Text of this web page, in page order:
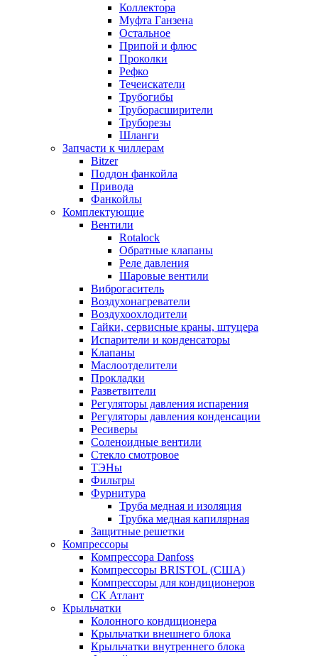
Коллектора
Муфта Ганзена
Остальное
Припой и флюс
Проколки
Рефко
Течеискатели
Трубогибы
Труборасширители
Труборезы
Шланги
Запчасти к чиллерам
Bitzer
Поддон фанкойла
Привода
Фанкойлы
Комплектующие
Вентили
Rotalock
Обратные клапаны
Реле давления
Шаровые вентили
Виброгаситель
Воздухонагреватели
Воздухоохлодители
Гайки, сервисные краны, штуцера
Испарители и конденсаторы
Клапаны
Маслоотделители
Прокладки
Разветвители
Регуляторы давления испарения
Регуляторы давления конденсации
Ресиверы
Соленоидные вентили
Стекло смотровое
ТЭНы
Фильтры
Фурнитура
Труба медная и изоляция
Трубка медная капилярная
Защитные решетки
Компрессоры
Компрессора Danfoss
Компрессоры BRISTOL (США)
Компрессоры для кондиционеров
СК Атлант
Крыльчатки
Колонного кондиционера
Крыльчатки внешнего блока
Крыльчатки внутреннего блока